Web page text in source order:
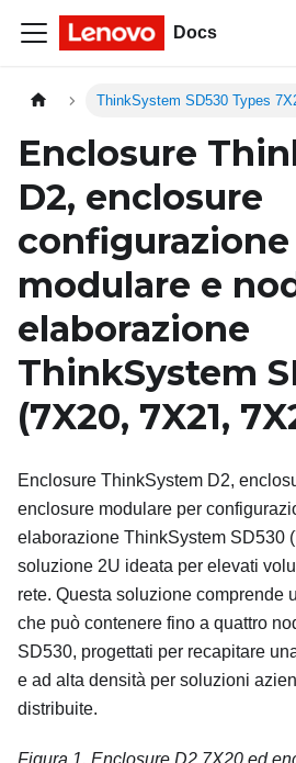
Docs
ThinkSystem SD530 Types
Enclosure
D2, enclosure
configurazione
modulare e
elaborazione
ThinkSystem
(7X20, 7X21,
Enclosure ThinkSystem D2,
enclosure modulare per
elaborazione ThinkSystem SD530 (
soluzione 2U ideata per elevati
rete. Questa soluzione comprende
che può contenere fino a quattro
SD530, progettati per recapitare
e ad alta densità per soluzioni
distribuite.
Figura 1. Enclosure D2 7X20 ed